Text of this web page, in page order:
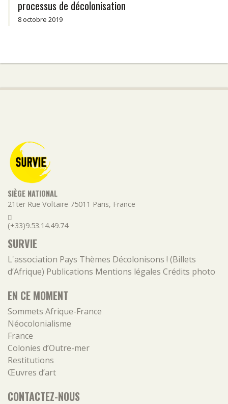
processus de décolonisation
8 octobre 2019
SIÈGE NATIONAL
21ter Rue Voltaire 75011 Paris, France
(+33)9.53.14.49.74
SURVIE
L'association Pays Thèmes Décolonisons ! (Billets
d’Afrique) Publications Mentions légales Crédits photo
EN CE MOMENT
Sommets Afrique-France
Néocolonialisme
France
Colonies d’Outre-mer
Restitutions
Œuvres d’art
CONTACTEZ-NOUS